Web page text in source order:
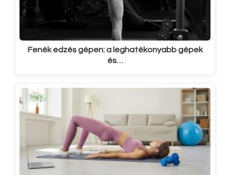
Fenék edzés gépen: a leghatékonyabb gépek
és…